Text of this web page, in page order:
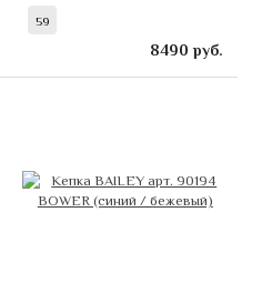
59
8490 руб.